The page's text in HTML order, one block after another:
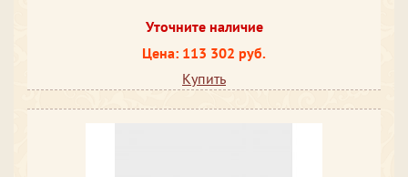
Уточните наличие
Цена: 113 302 руб.
Купить